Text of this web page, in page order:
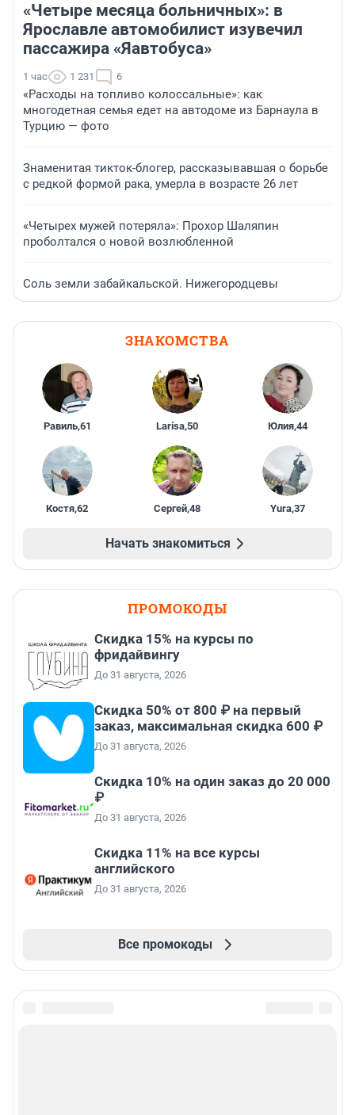
«Четыре месяца больничных»: в
Ярославле автомобилист изувечил
пассажира «Яавтобуса»
1 час 1 231 6
«Расходы на топливо колоссальные»: как
многодетная семья едет на автодоме из Барнаула в
Турцию — фото
Знаменитая тикток-блогер, рассказывавшая о борьбе
с редкой формой рака, умерла в возрасте 26 лет
«Четырех мужей потеряла»: Прохор Шаляпин
проболтался о новой возлюбленной
Соль земли забайкальской. Нижегородцевы
ЗНАКОМСТВА
Равиль,61 Larisa,50 Юлия,44
Костя,62 Сергей,48 Yura,37
Начать знакомиться
ПРОМОКОДЫ
Скидка 15% на курсы по
фридайвингу
До 31 августа, 2026
Скидка 50% от 800 ₽ на первый
заказ, максимальная скидка 600 ₽
До 31 августа, 2026
Скидка 10% на один заказ до 20 000
₽
До 31 августа, 2026
Скидка 11% на все курсы
английского
До 31 августа, 2026
Все промокоды